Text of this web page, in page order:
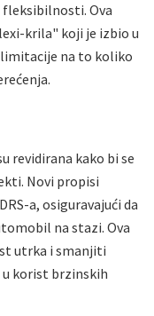
Ova
krila" koji je izbio u
na to koliko
revidirana kako bi se
Novi propisi
a, osiguravajući da
na stazi. Ova
utrka i smanjiti
u korist brzinskih